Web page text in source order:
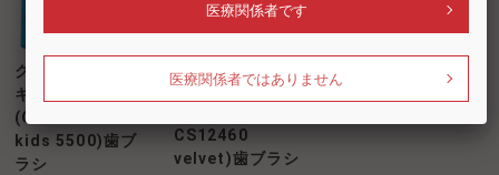
クラプロックス
キッズ
(CURAPROX
kids 5500)歯ブ
ラシ
ベルベット
CS12460
velvet)歯ブラシ
(CURAPROX) 歯
医療関係者です
医療関係者ではありません